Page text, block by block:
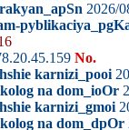
2026/
No.
karnizi_pooi
na dom_ioOr
karnizi_gmoi
na dom_dpOr